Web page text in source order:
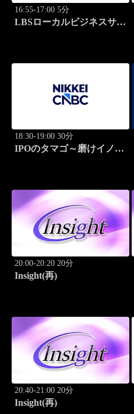
16:55-17:00 5分
LBSローカルビジネスサテ
18:30-19:00 30分
IPOのタマゴ～磨けイノベ
20:00-20:20 20分
Insight(再)
20:40-21:00 20分
Insight(再)